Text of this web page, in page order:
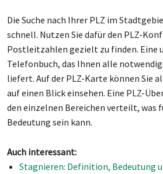
Die Suche nach Ihrer PLZ im
schnell. Nutzen Sie dafür den PLZ-
Postleitzahlen gezielt zu finden. Eine
Telefonbuch, das Ihnen alle
liefert. Auf der PLZ-Karte können Sie
auf einen Blick einsehen. Eine PLZ-
den einzelnen Bereichen verteilt, was
Bedeutung sein kann.
Auch interessant:
Stagnieren: Definition, Bedeutung